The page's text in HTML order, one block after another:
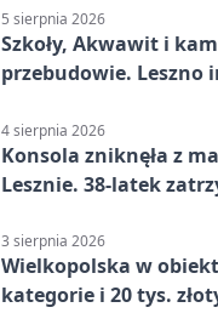
5 sierpnia 2026
Szkoły, Akwawit i
przebudowie. Leszno
4 sierpnia 2026
Konsola zniknęła z
Lesznie. 38-latek
3 sierpnia 2026
Wielkopolska w
kategorie i 20 tys.